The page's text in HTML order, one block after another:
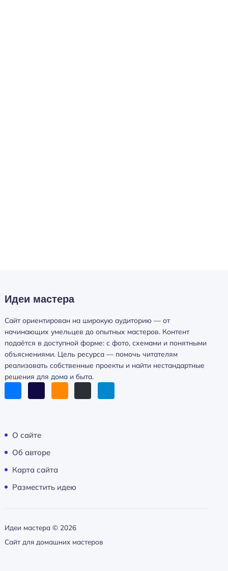
Идеи мастера
Сайт ориентирован на широкую аудиторию — от
начинающих умельцев до опытных мастеров. Контент
подаётся в доступной форме: с фото, схемами и понятными
объяснениями. Цель ресурса — помочь читателям
реализовать собственные проекты и найти нестандартные
решения для дома и быта.
О сайте
Об авторе
Карта сайта
Разместить идею
Идеи мастера © 2026
Сайт для домашних мастеров